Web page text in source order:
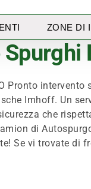
ZONE DI
Pronto
Imhoff. Un
che
di
Se vi trovate di